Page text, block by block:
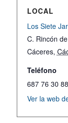
LOCAL
Los Siete
C. Rincón
Cáceres,
Teléfono
687 76 30 88
Ver la web